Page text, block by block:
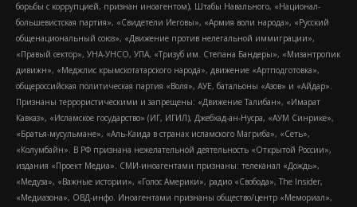
борьбы с коррупцией, признан иноагентом), Штабы Навального, «Национал-
большевистская партия», «Свидетели Иеговы», «Армия воли народа», «Русский
общенациональный союз», «Движение против нелегальной иммиграции»,
«Правый сектор», УНА-УНСО, УПА, «Тризуб им. Степана Бандеры», «Мизантропик
дивижн», «Меджлис крымскотатарского народа», движение «Артподготовка»,
общероссийская политическая партия «Воля», АУЕ, батальоны «Азов» и «Айдар».
Признаны террористическими и запрещены: «Движение Талибан», «Имарат
Кавказ», «Исламское государство» (ИГ, ИГИЛ), Джебхад-ан-Нусра, «АУМ Синрике»,
«Братья-мусульмане», «Аль-Каида в странах исламского Магриба», «Сеть»,
«Колумбайн». В РФ признана нежелательной деятельность «Открытой России»,
издания «Проект Медиа». СМИ-иноагентами признаны: телеканал «Дождь»,
«Медуза», «Важные истории», «Голос Америки», радио «Свобода», The Insider,
«Медиазона», ОВД-инфо. Иноагентами признаны общество/центр «Мемориал»,